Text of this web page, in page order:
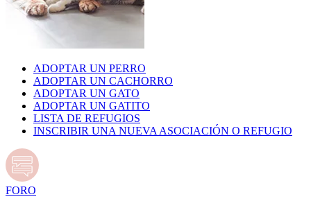
ADOPTAR UN PERRO
ADOPTAR UN CACHORRO
ADOPTAR UN GATO
ADOPTAR UN GATITO
LISTA DE REFUGIOS
INSCRIBIR UNA NUEVA ASOCIACIÓN O REFUGIO
FORO